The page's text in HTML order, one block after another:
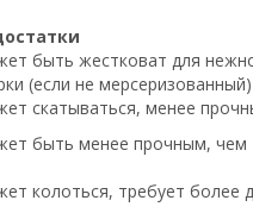
быть жестковат для
(если не мерсеризованный)
скатываться, менее
быть менее прочным, чем
колоться, требует более